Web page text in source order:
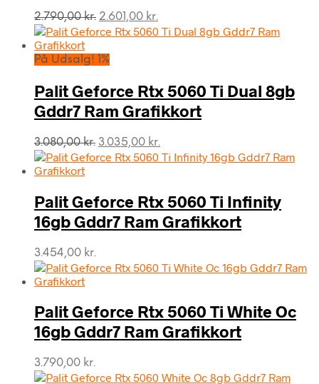
2.790,00kr. Den
oprindelige
var:
2.601,00 kr.
aktuelle
På Udsalg! 1%
Palit Geforce Rtx 5060 Ti Dual 8gb
Gddr7 Ram Grafikkort
3.080,00kr. Den
oprindelige
3.080,00 kr..
3.035,00 kr.
aktuelle
3.035,00 kr..
Palit Geforce Rtx 5060 Ti Infinity
16gb Gddr7 Ram Grafikkort
3.454,00 kr.
Palit Geforce Rtx 5060 Ti White Oc
16gb Gddr7 Ram Grafikkort
3.790,00 kr.